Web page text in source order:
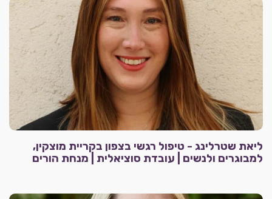
ליאת שטרלינג - טיפול רגשי בצפון בקריית מוצקין,
למבוגרים ולנשים | עובדת סוציאלית | מנחת הורים